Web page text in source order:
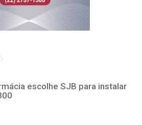
escolhe SJB para instalar